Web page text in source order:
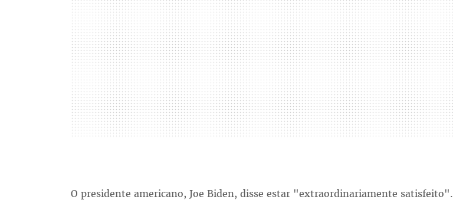
O presidente americano, Joe Biden, disse estar "extraordinariamente satisfeito".